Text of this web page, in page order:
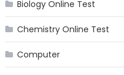
Biology Online Test
Chemistry Online Test
Computer